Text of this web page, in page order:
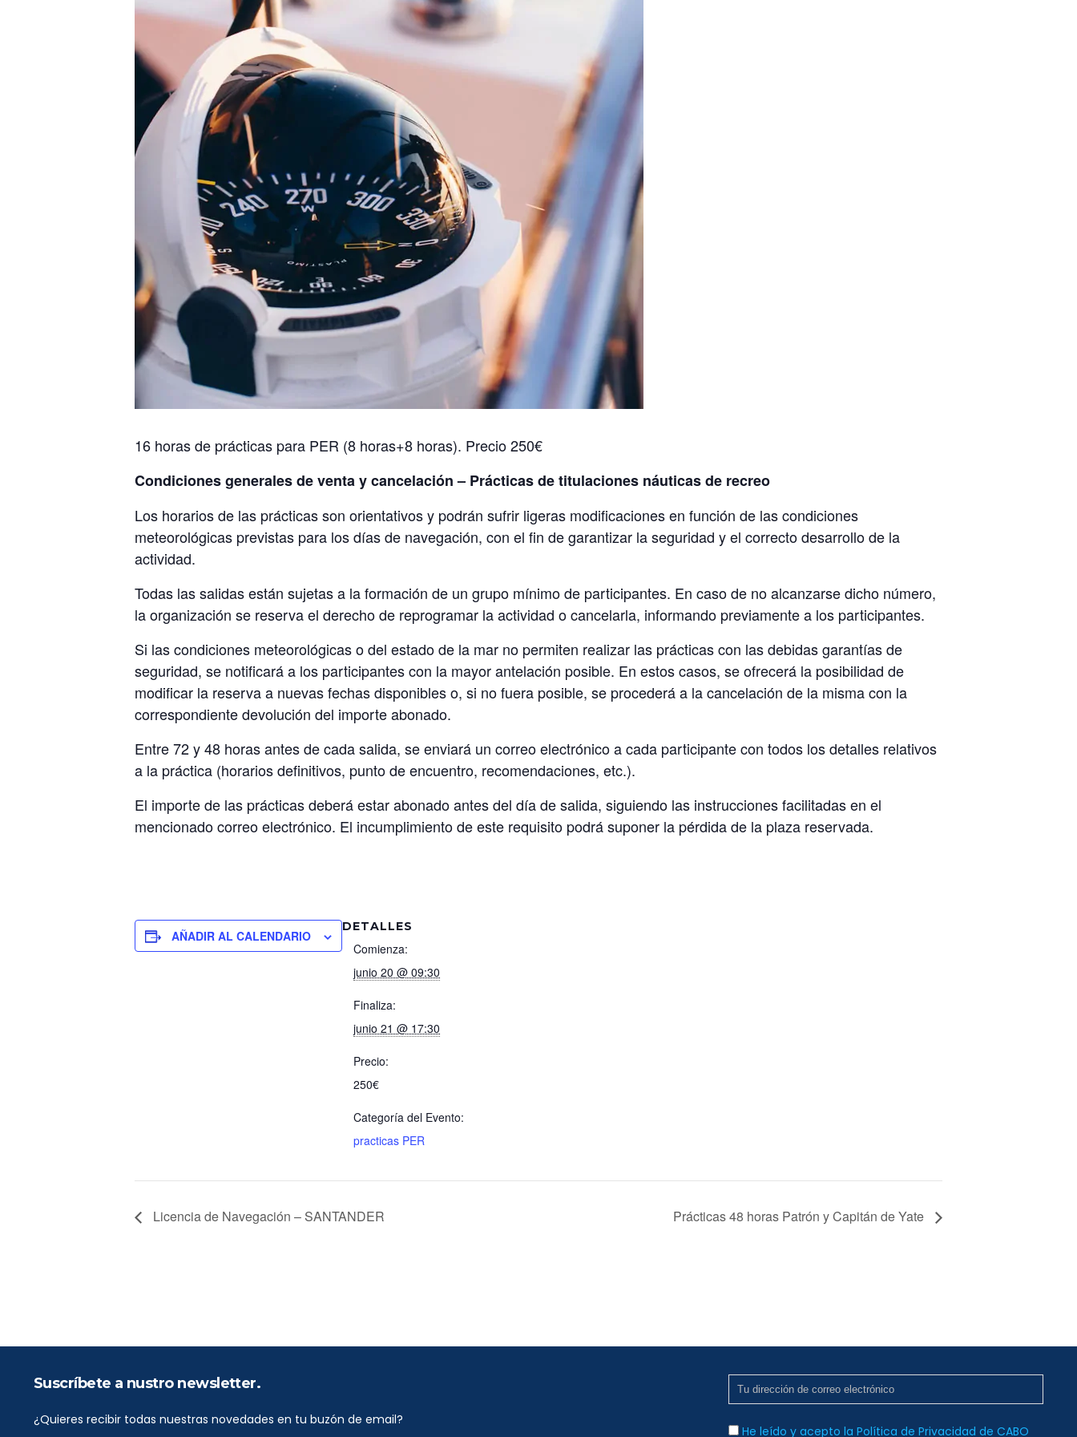
16 horas de prácticas para PER (8 horas+8 horas). Precio 250€
Condiciones generales de venta y cancelación – Prácticas de titulaciones náuticas de recreo
Los horarios de las prácticas son orientativos y podrán sufrir ligeras modificaciones en función de las condiciones
meteorológicas previstas para los días de navegación, con el fin de garantizar la seguridad y el correcto desarrollo de la
actividad.
Todas las salidas están sujetas a la formación de un grupo mínimo de participantes. En caso de no alcanzarse dicho número,
la organización se reserva el derecho de reprogramar la actividad o cancelarla, informando previamente a los participantes.
Si las condiciones meteorológicas o del estado de la mar no permiten realizar las prácticas con las debidas garantías de
seguridad, se notificará a los participantes con la mayor antelación posible. En estos casos, se ofrecerá la posibilidad de
modificar la reserva a nuevas fechas disponibles o, si no fuera posible, se procederá a la cancelación de la misma con la
correspondiente devolución del importe abonado.
Entre 72 y 48 horas antes de cada salida, se enviará un correo electrónico a cada participante con todos los detalles relativos
a la práctica (horarios definitivos, punto de encuentro, recomendaciones, etc.).
El importe de las prácticas deberá estar abonado antes del día de salida, siguiendo las instrucciones facilitadas en el
mencionado correo electrónico. El incumplimiento de este requisito podrá suponer la pérdida de la plaza reservada.
AÑADIR AL CALENDARIO
DETALLES
Comienza:
junio 20 @ 09:30
Finaliza:
junio 21 @ 17:30
Precio:
250€
Categoría del Evento:
practicas PER
Licencia de Navegación – SANTANDER Prácticas 48 horas Patrón y Capitán de Yate
Suscríbete a nustro newsletter.
¿Quieres recibir todas nuestras novedades en tu buzón de email?
He leído y acepto la Política de Privacidad de CABO